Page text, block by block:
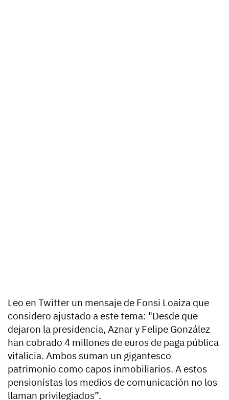
Leo en Twitter un mensaje de Fonsi Loaiza que
considero ajustado a este tema: "Desde que
dejaron la presidencia, Aznar y Felipe González
han cobrado 4 millones de euros de paga pública
vitalicia. Ambos suman un gigantesco
patrimonio como capos inmobiliarios. A estos
pensionistas los medios de comunicación no los
llaman privilegiados”.